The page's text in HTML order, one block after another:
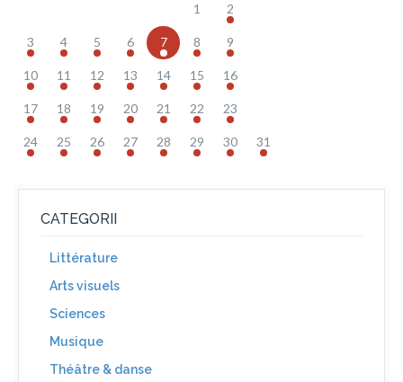
1 2
3 4 5 6 7 8 9
10 11 12 13 14 15 16
17 18 19 20 21 22 23
24 25 26 27 28 29 30 31
CATEGORII
Littérature
Arts visuels
Sciences
Musique
Théâtre & danse